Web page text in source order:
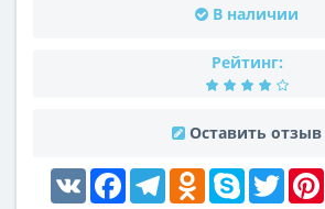
В наличии
Рейтинг:
Оставить отзыв
VK FacebookTelegramOdnoklassniki
Skype Twitter